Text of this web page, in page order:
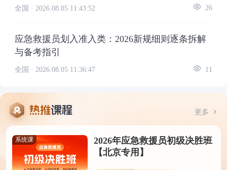
全国 · 2026.08.05 11:43:52 26
应急救援员划入准入类：2026新规细则逐条拆解
与备考指引
全国 · 2026.08.05 11:36:47 11
更多
系统课
2026年应急救援员初级决胜班
【北京专用】